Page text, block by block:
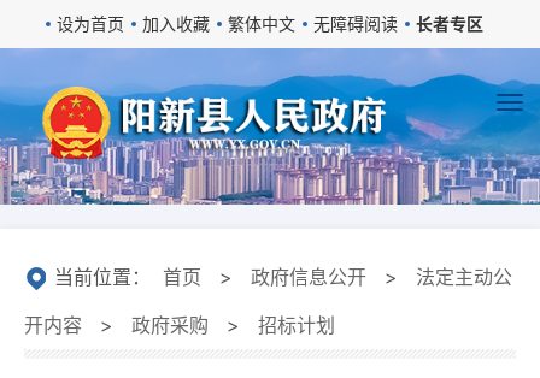
设为首页 加入收藏 繁体中文 无障碍阅读 长者专区
当前位置： 首页 > 政府信息公开 >
法定主动公
开内容
> 政府采购 > 招标计划